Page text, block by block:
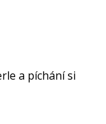
a píchání si